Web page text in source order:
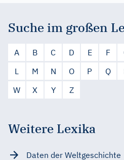
Suche im großen
A B C D E F
L
M N O P Q
W
X Y Z
Weitere Lexika
Daten der Weltgeschichte